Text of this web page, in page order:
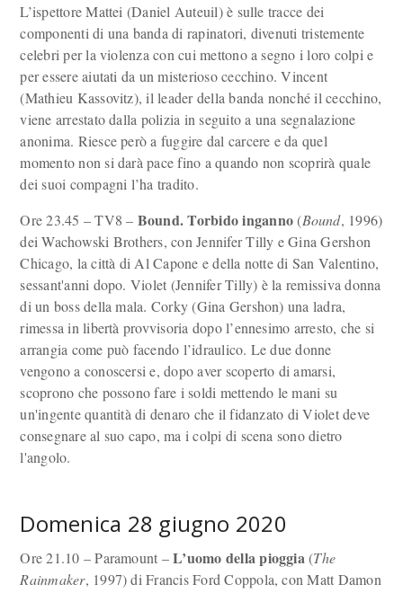
L’ispettore Mattei (Daniel Auteuil) è sulle tracce dei
componenti di una banda di rapinatori, divenuti tristemente
celebri per la violenza con cui mettono a segno i loro colpi e
per essere aiutati da un misterioso cecchino. Vincent
(Mathieu Kassovitz), il leader della banda nonché il cecchino,
viene arrestato dalla polizia in seguito a una segnalazione
anonima. Riesce però a fuggire dal carcere e da quel
momento non si darà pace fino a quando non scoprirà quale
dei suoi compagni l’ha tradito.
Ore 23.45 – TV8 – Bound. Torbido inganno(Bound, 1996)
dei Wachowski Brothers, con Jennifer Tilly e Gina Gershon
Chicago, la città di Al Capone e della notte di San Valentino,
sessant'anni dopo. Violet (Jennifer Tilly) è la remissiva donna
di un boss della mala. Corky (Gina Gershon) una ladra,
rimessa in libertà provvisoria dopo l’ennesimo arresto, che si
arrangia come può facendo l’idraulico. Le due donne
vengono a conoscersi e, dopo aver scoperto di amarsi,
scoprono che possono fare i soldi mettendo le mani su
un'ingente quantità di denaro che il fidanzato di Violet deve
consegnare al suo capo, ma i colpi di scena sono dietro
l'angolo.
Domenica 28 giugno 2020
Ore 21.10 – Paramount –L’uomo della pioggia(The
Rainmaker, 1997) di Francis Ford Coppola, con Matt Damon